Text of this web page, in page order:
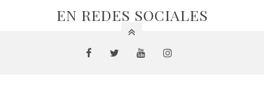
EN REDES SOCIALES